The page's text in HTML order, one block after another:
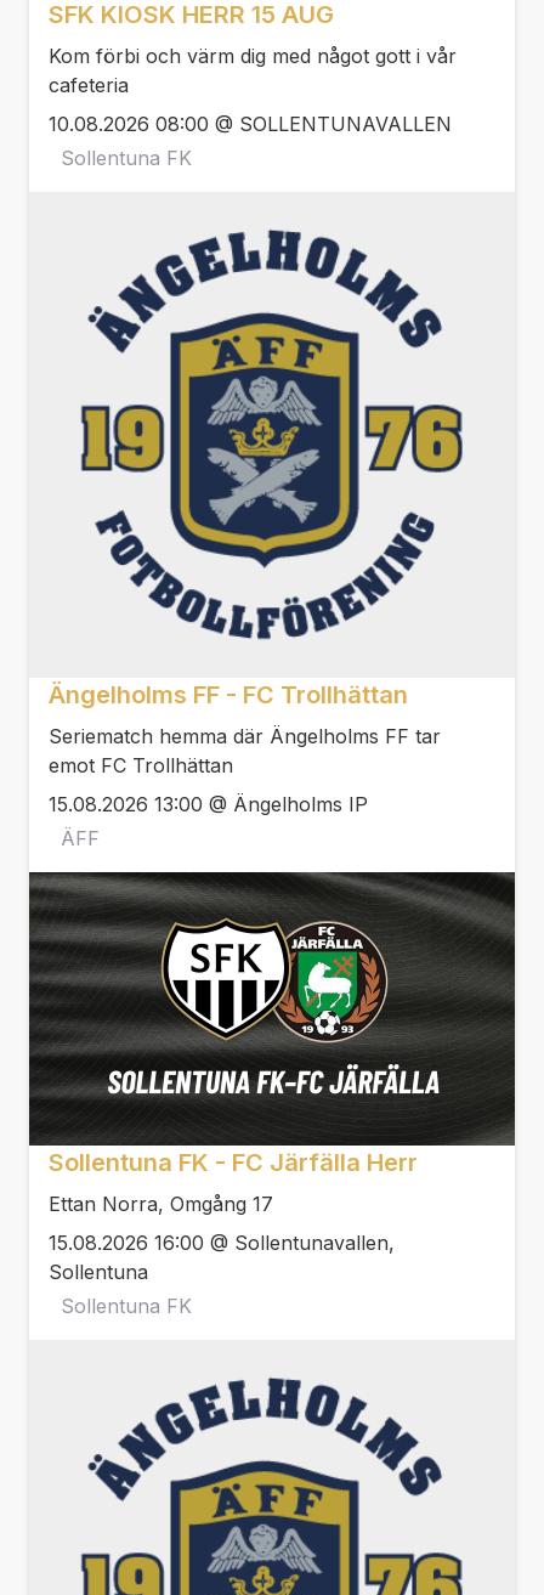
SFK KIOSK HERR 15 AUG
Kom förbi och värm dig med något gott i vår
cafeteria
10.08.2026 08:00 @ SOLLENTUNAVALLEN
Sollentuna FK
Ängelholms FF - FC Trollhättan
Seriematch hemma där Ängelholms FF tar
emot FC Trollhättan
15.08.2026 13:00 @ Ängelholms IP
ÄFF
Sollentuna FK - FC Järfälla Herr
Ettan Norra, Omgång 17
15.08.2026 16:00 @ Sollentunavallen,
Sollentuna
Sollentuna FK